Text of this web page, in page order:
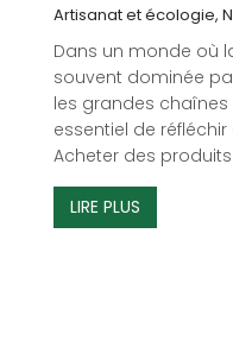
Artisanat et écologie,
Dans un monde où
souvent dominée
les grandes chaînes
essentiel de
Acheter des
LIRE PLUS